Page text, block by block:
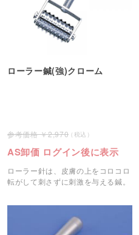
ローラー鍼(強)クローム
2,970
AS卸価 ログイン後に表示
ローラー針は、皮膚の上をコロコロ
転がして刺さずに刺激を与える鍼。